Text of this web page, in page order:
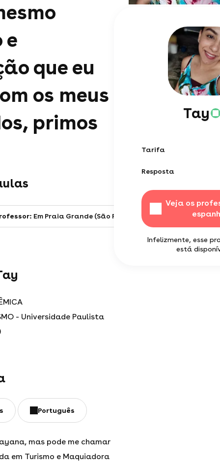
Tay
Tarifa
Resposta
Veja os
Infelizmente, esse
está
e
que eu
os meus
primos
Em Praia Grande (São Paulo)
- Universidade Paulista
Português
mas pode me chamar
em Turismo e Maquiadora